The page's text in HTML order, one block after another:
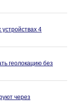
4
геолокацию без
через